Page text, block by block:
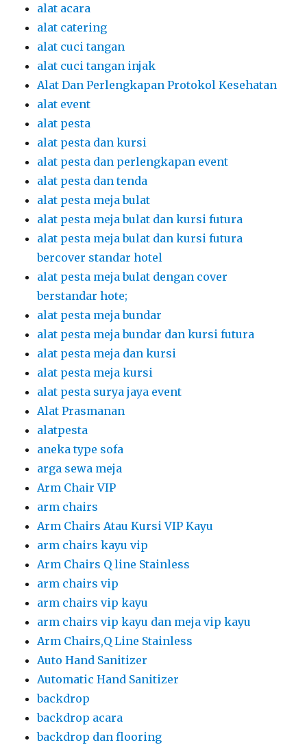
alat acara
alat catering
alat cuci tangan
alat cuci tangan injak
Alat Dan Perlengkapan Protokol Kesehatan
alat event
alat pesta
alat pesta dan kursi
alat pesta dan perlengkapan event
alat pesta dan tenda
alat pesta meja bulat
alat pesta meja bulat dan kursi futura
alat pesta meja bulat dan kursi futura
bercover standar hotel
alat pesta meja bulat dengan cover
berstandar hote;
alat pesta meja bundar
alat pesta meja bundar dan kursi futura
alat pesta meja dan kursi
alat pesta meja kursi
alat pesta surya jaya event
Alat Prasmanan
alatpesta
aneka type sofa
arga sewa meja
Arm Chair VIP
arm chairs
Arm Chairs Atau Kursi VIP Kayu
arm chairs kayu vip
Arm Chairs Q line Stainless
arm chairs vip
arm chairs vip kayu
arm chairs vip kayu dan meja vip kayu
Arm Chairs,Q Line Stainless
Auto Hand Sanitizer
Automatic Hand Sanitizer
backdrop
backdrop acara
backdrop dan flooring